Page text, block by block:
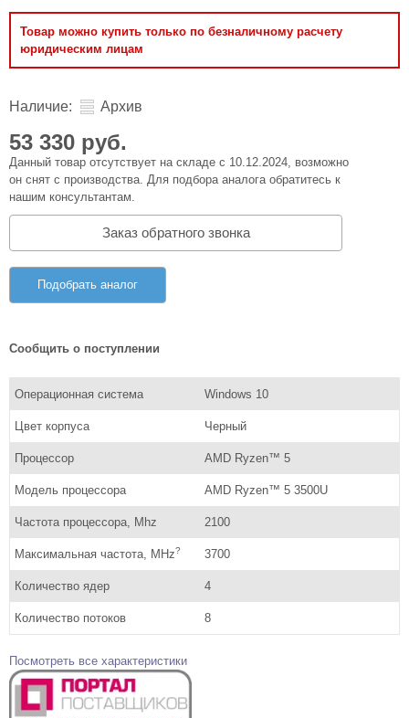
Товар можно купить только по безналичному расчету
юридическим лицам
Наличие: Архив
53 330 руб.
Данный товар отсутствует на складе с 10.12.2024, возможно
он снят с производства. Для подбора аналога обратитесь к
нашим консультантам.
Заказ обратного звонка
Подобрать аналог
Сообщить о поступлении
Операционная система Windows 10
Цвет корпуса Черный
Процессор AMD Ryzen™ 5
Модель процессора AMD Ryzen™ 5 3500U
Частота процессора, Mhz 2100
Максимальная частота, MHz? 3700
Количество ядер 4
Количество потоков 8
Посмотреть все характеристики